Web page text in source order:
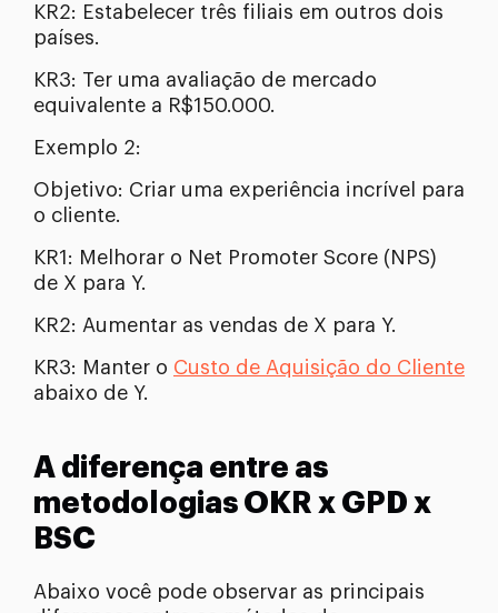
KR2: Estabelecer três filiais em outros dois
países.
KR3: Ter uma avaliação de mercado
equivalente a R$150.000.
Exemplo 2:
Objetivo: Criar uma experiência incrível para
o cliente.
KR1: Melhorar o Net Promoter Score (NPS)
de X para Y.
KR2: Aumentar as vendas de X para Y.
KR3: Manter o Custo de Aquisição do Cliente
abaixo de Y.
A diferença entre as
metodologias OKR x GPD x
BSC
Abaixo você pode observar as principais